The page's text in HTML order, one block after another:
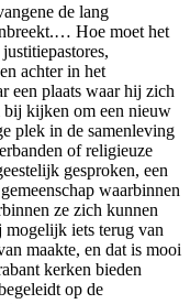
de lang
Hoe moet het
achter in het
een plaats waar hij zich
bij kijken om een nieuw
plek in de samenleving
of religieuze
gesproken, een
waarbinnen
ze zich kunnen
iets terug van
maakte, en dat is mooi
kerken bieden
op de